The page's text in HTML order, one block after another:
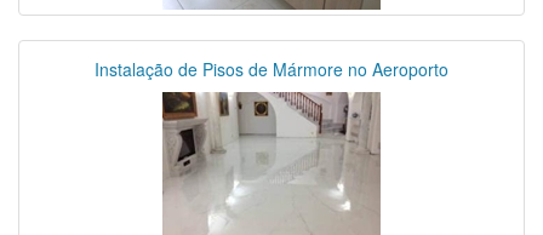
Instalação de Pisos de Mármore no Aeroporto